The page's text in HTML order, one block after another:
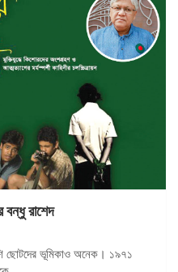
রাশেদ
ছোটদের ভূমিকাও অনেক। ১৯৭১